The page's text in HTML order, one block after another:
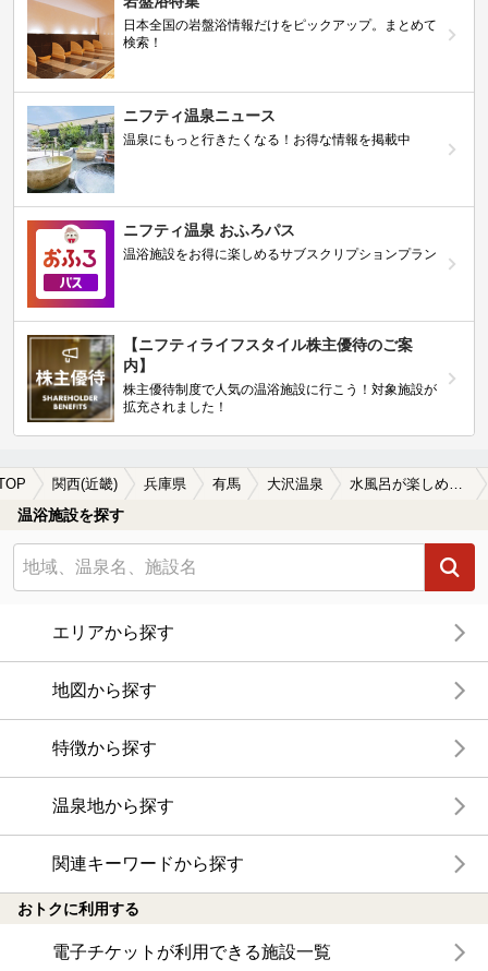
日本全国の岩盤浴情報だけをピックアップ。まとめて
検索！
ニフティ温泉ニュース
温泉にもっと行きたくなる！お得な情報を掲載中
ニフティ温泉 おふろパス
温浴施設をお得に楽しめるサブスクリプションプラン
【ニフティライフスタイル株主優待のご案
内】
株主優待制度で人気の温浴施設に行こう！対象施設が
拡充されました！
関西(近畿) 兵庫県 有馬 大沢温泉 水風呂が楽しめる大沢温泉の温泉、日帰り温泉、スーパー銭湯おすすめ
温浴施設を探す
エリアから探す
地図から探す
特徴から探す
温泉地から探す
関連キーワードから探す
おトクに利用する
電子チケットが利用できる施設一覧